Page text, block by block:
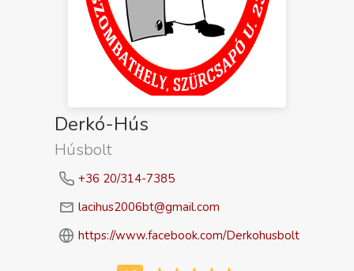
Derkó-Hús
Húsbolt
+36 20/314-7385
lacihus2006bt@gmail.com
https://www.facebook.com/Derkohusbolt